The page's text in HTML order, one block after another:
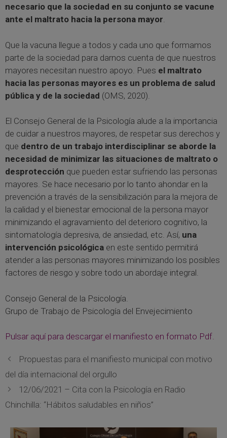
necesario que la sociedad en su conjunto se vacune
ante el maltrato hacia la persona mayor.
Que la vacuna llegue a todos y cada uno que formamos
parte de la sociedad para darnos cuenta de que nuestros
mayores necesitan nuestro apoyo. Pues el maltrato
hacia las personas mayores es un problema de salud
pública y de la sociedad (OMS, 2020).
El Consejo General de la Psicología alude a la importancia
de cuidar a nuestros mayores, de respetar sus derechos y
que dentro de un trabajo interdisciplinar se aborde la
necesidad de minimizar las situaciones de maltrato o
desprotección que pueden estar sufriendo las personas
mayores. Se hace necesario por lo tanto ahondar en la
prevención a través de la sensibilización para la mejora de
la calidad y el bienestar emocional de la persona mayor
minimizando el agravamiento del deterioro cognitivo, la
sintomatología depresiva, de ansiedad, etc. Así, una
intervención psicológica en este sentido permitirá
atender a las personas mayores minimizando los posibles
factores de riesgo y sobre todo un abordaje integral.
Consejo General de la Psicología.
Grupo de Trabajo de Psicología del Envejecimiento
Pulsar aquí para descargar el manifiesto en formato Pdf.
Propuestas para el manifiesto municipal con motivo
del día internacional del orgullo
12/06/2021 – Cita con la Psicología en Radio
Chinchilla: “Hábitos saludables en niños”